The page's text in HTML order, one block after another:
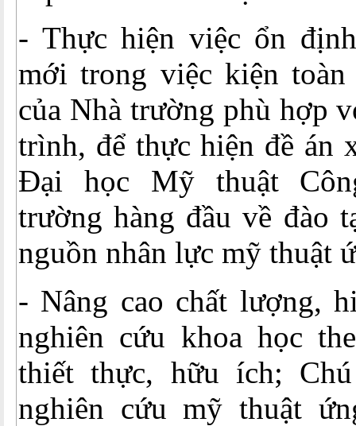
- Thực hiện việc ổn
mới trong việc kiện
của Nhà trường phù hợp
trình, để thực hiện đề án
Đại học Mỹ thuật
trường hàng đầu về đào
nguồn nhân lực mỹ thuật
- Nâng cao chất lượng,
nghiên cứu khoa học
thiết thực, hữu ích;
nghiên cứu mỹ thuật